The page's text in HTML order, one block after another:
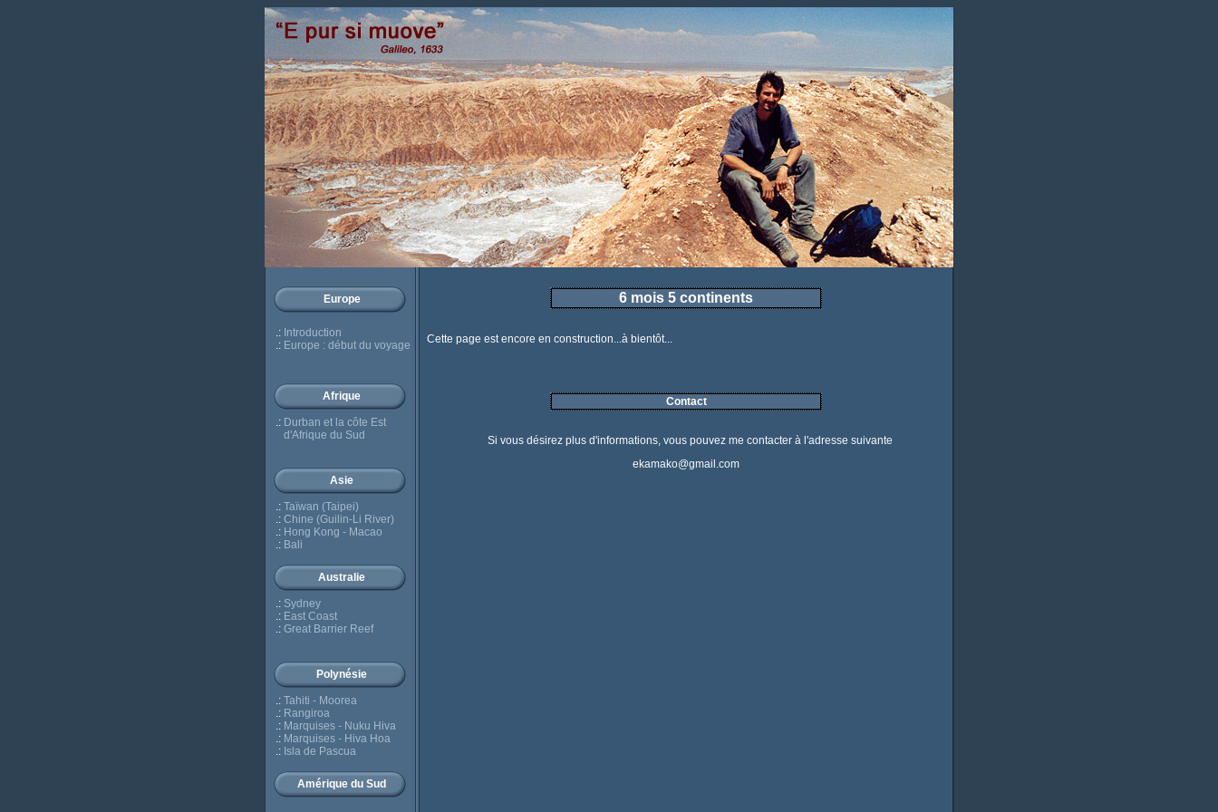
Europe
.: Introduction
.: Europe : début du voyage
Afrique
.: Durban et la côte Est
d'Afrique du Sud
Asie
.: Taïwan (Taipei)
.: Chine (Guilin-Li River)
.: Hong Kong - Macao
.: Bali
Australie
.: Sydney
.: East Coast
.: Great Barrier Reef
Polynésie
.: Tahiti - Moorea
.: Rangiroa
.: Marquises - Nuku Hiva
.: Marquises - Hiva Hoa
.: Isla de Pascua
Amérique du Sud
6 mois 5 continents
Cette page est encore en construction...à bientôt...
Contact
Si vous désirez plus d'informations, vous pouvez me contacter à l'adresse suivante
ekamako@gmail.com